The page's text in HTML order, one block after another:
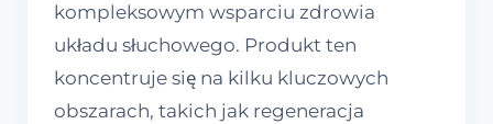
kompleksowym wsparciu zdrowia
układu słuchowego. Produkt ten
koncentruje się na kilku kluczowych
obszarach, takich jak regeneracja